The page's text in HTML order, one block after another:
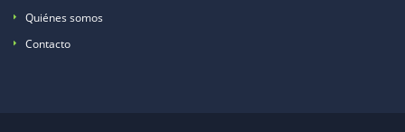
Quiénes somos
Contacto